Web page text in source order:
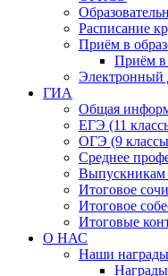
Расписание
Приём в
Приём в
Электронный
ГИА
Общая
ЕГЭ (11
ОГЭ (9
Среднее
Итоговое
Итоговое
Итоговые
О НАС
Наши награды